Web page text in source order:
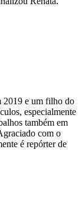
2019 e um filho do
especialmente
também em
com o
é repórter de